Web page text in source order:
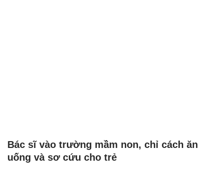
Bác sĩ vào trường mầm non, chỉ cách ăn
uống và sơ cứu cho trẻ